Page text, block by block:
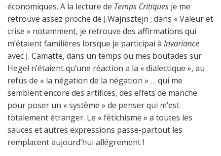
économiques. A la lecture de Temps Critiques je me
retrouve assez proche de J.Wajnsztejn ; dans « Valeur et
crise » notamment, je retrouve des affirmations qui
m’étaient familières lorsque je participai à Invariance
avec J. Camatte, dans un temps ou mes boutades sur
Hegel n’étaient qu’une réaction a la « dialectique », au
refus de « la négation de la négation » … qui me
semblent encore des artifices, des effets de manche
pour poser un « système » de penser qui m’est
totalement étranger. Le « fétichisme » a toutes les
sauces et autres expressions passe-partout les
remplacent aujourd’hui allégrement !